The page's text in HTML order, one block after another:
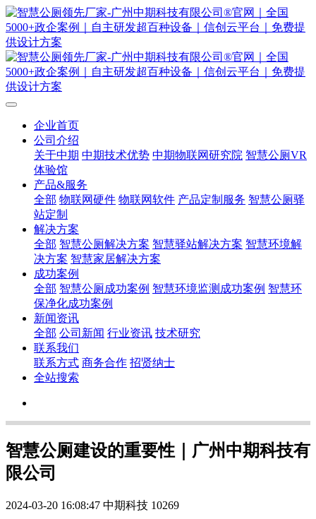
企业首页
公司介绍
关于中期 中期技术优势 中期物联网研究院 智慧公厕VR
体验馆
产品&服务
全部 物联网硬件 物联网软件 产品定制服务 智慧公厕驿
站定制
解决方案
全部 智慧公厕解决方案 智慧驿站解决方案 智慧环境解
决方案 智慧家居解决方案
成功案例
全部 智慧公厕成功案例 智慧环境监测成功案例 智慧环
保净化成功案例
新闻资讯
全部 公司新闻 行业资讯 技术研究
联系我们
联系方式 商务合作 招贤纳士
全站搜索
智慧公厕建设的重要性｜广州中期科技有
限公司
2024-03-20 16:08:47 中期科技 10269